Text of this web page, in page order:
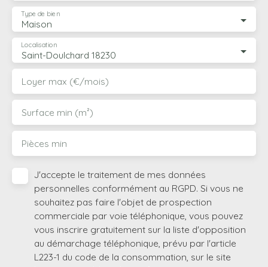
Maison
Type de bien
Saint-Doulchard 18230
Localisation
Loyer max (€/mois)
Surface min (m²)
Pièces min
J'accepte le traitement de mes données
personnelles conformément au RGPD. Si vous ne
souhaitez pas faire l'objet de prospection
commerciale par voie téléphonique, vous pouvez
vous inscrire gratuitement sur la liste d'opposition
au démarchage téléphonique, prévu par l'article
L223-1 du code de la consommation, sur le site